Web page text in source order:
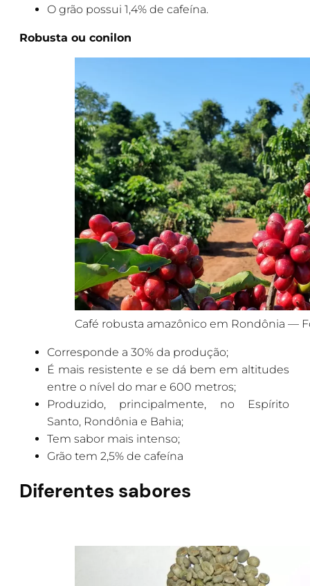
O grão possui 1,4% de cafeína.
Robusta ou conilon
Café robusta amazônico em Rondônia —
Corresponde a 30% da produção;
É mais resistente e se dá bem em altitudes
entre o nível do mar e 600 metros;
Produzido, principalmente, no Espírito
Santo, Rondônia e Bahia;
Tem sabor mais intenso;
Grão tem 2,5% de cafeína
Diferentes sabores